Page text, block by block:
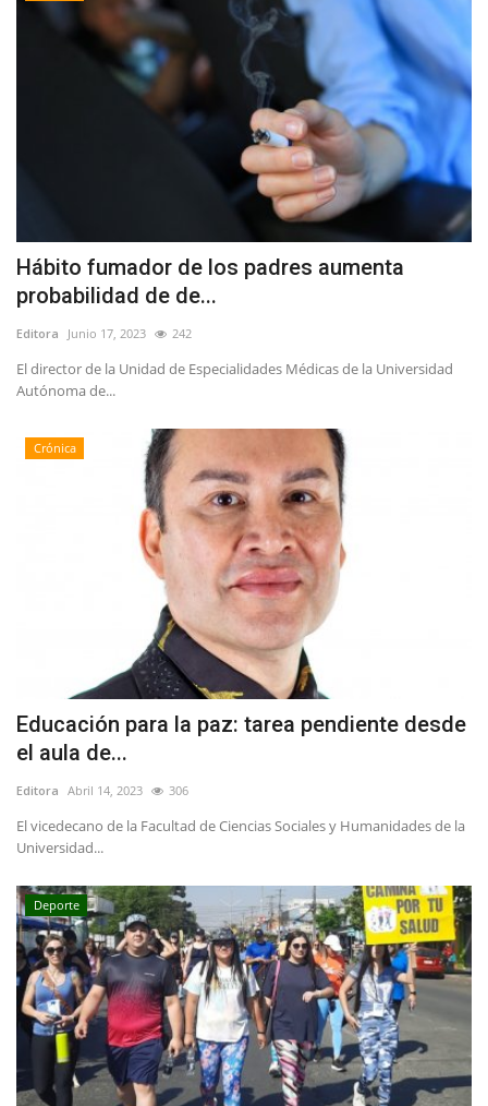
Hábito fumador de los padres aumenta
probabilidad de de...
Editora Junio 17, 2023 242
El director de la Unidad de Especialidades Médicas de la Universidad
Autónoma de...
Crónica
Educación para la paz: tarea pendiente desde
el aula de...
Editora Abril 14, 2023 306
El vicedecano de la Facultad de Ciencias Sociales y Humanidades de la
Universidad...
Deporte